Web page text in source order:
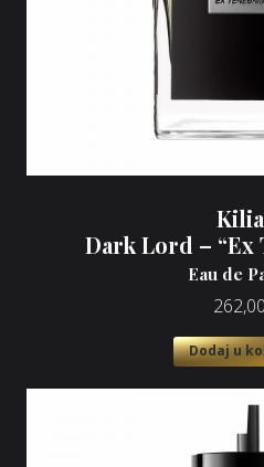
Dark Lord – “Ex
Eau de
262,00
Dodaj u